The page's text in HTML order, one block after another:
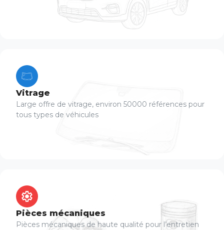
Vitrage
Large offre de vitrage, environ 50000 références pour
tous types de véhicules
Pièces mécaniques
Pièces mécaniques de haute qualité pour l’entretien